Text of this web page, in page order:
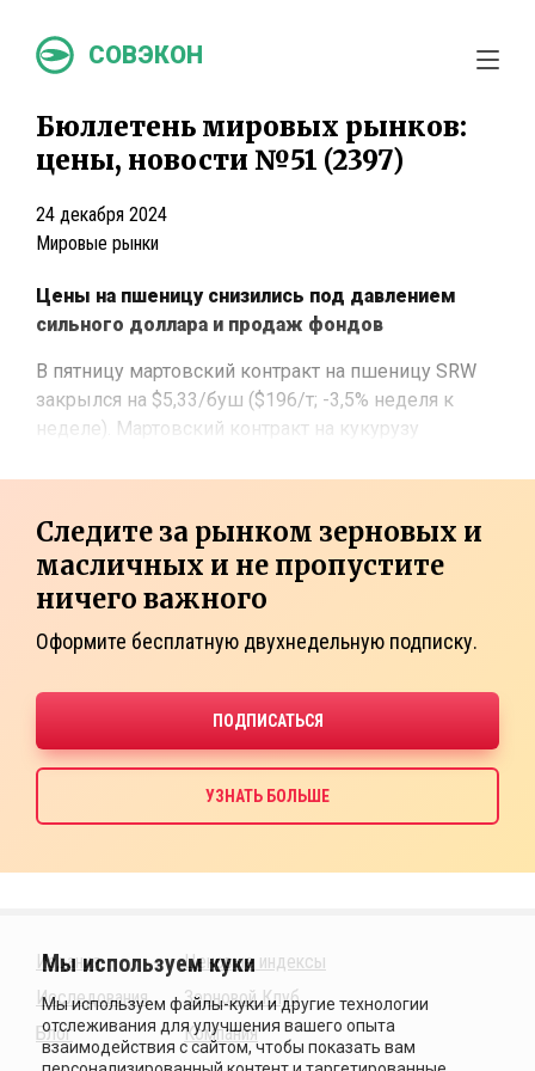
СОВЭКОН
Бюллетень мировых рынков:
цены, новости №51 (2397)
24 декабря 2024
Мировые рынки
Цены на пшеницу снизились под давлением
сильного доллара и продаж фондов
В пятницу ​​мартовский контракт на пшеницу SRW
закрылся на $5,33/буш ($196/т; -3,5% неделя к
неделе). Мартовский контракт на кукурузу
Следите за рынком зерновых и
масличных и не пропустите
ничего важного
Оформите бесплатную двухнедельную подписку.
Издания
Исследования
Блог
Ценовые индексы
Зерновой Клуб
Компания